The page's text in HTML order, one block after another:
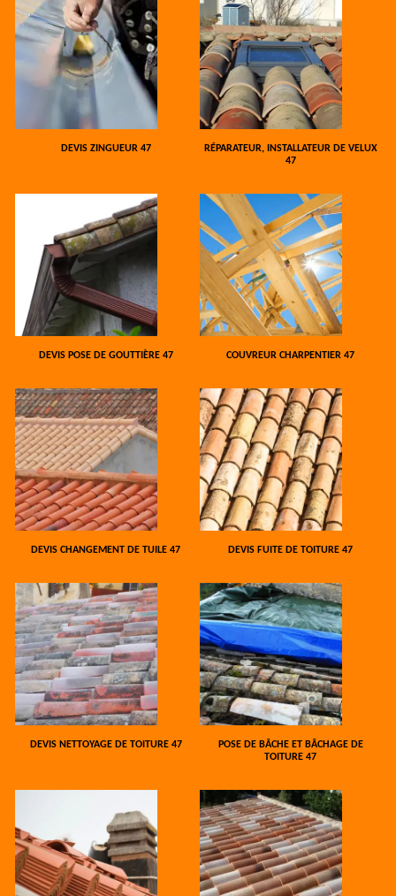
DEVIS ZINGUEUR 47
RÉPARATEUR, INSTALLATEUR DE VELUX
47
DEVIS POSE DE GOUTTIÈRE 47 COUVREUR CHARPENTIER 47
DEVIS CHANGEMENT DE TUILE 47 DEVIS FUITE DE TOITURE 47
DEVIS NETTOYAGE DE TOITURE 47
POSE DE BÂCHE ET BÂCHAGE DE
TOITURE 47